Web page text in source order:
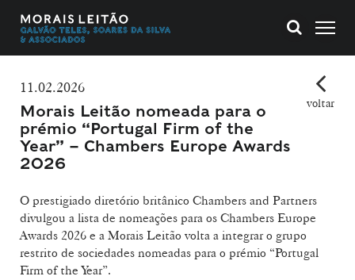
11.02.2026
Morais Leitão nomeada para o
prémio “Portugal Firm of the
Year” – Chambers Europe Awards
2026
voltar
O prestigiado diretório britânico Chambers and Partners
divulgou a lista de nomeações para os Chambers Europe
Awards 2026 e a Morais Leitão volta a integrar o grupo
restrito de sociedades nomeadas para o prémio “Portugal
Firm of the Year”.